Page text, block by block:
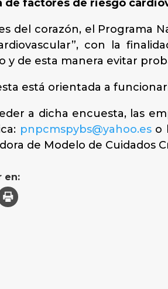
de factores de riesgo
del corazón, el Programa
con la
y de esta manera evitar
está orientada a
a dicha encuesta, las
pnpcmspybs@yahoo.eso
de Modelo de Cuidados
en: